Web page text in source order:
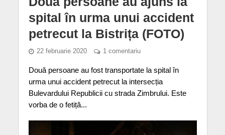
spital în urma unui accident
petrecut la Bistrița (FOTO)
22 februarie 2020 1 comentariu
Două persoane au fost transportate la spital în
urma unui accident petrecut la intersecția
Bulevardului Republicii cu strada Zimbrului. Este
vorba de o fetiță...